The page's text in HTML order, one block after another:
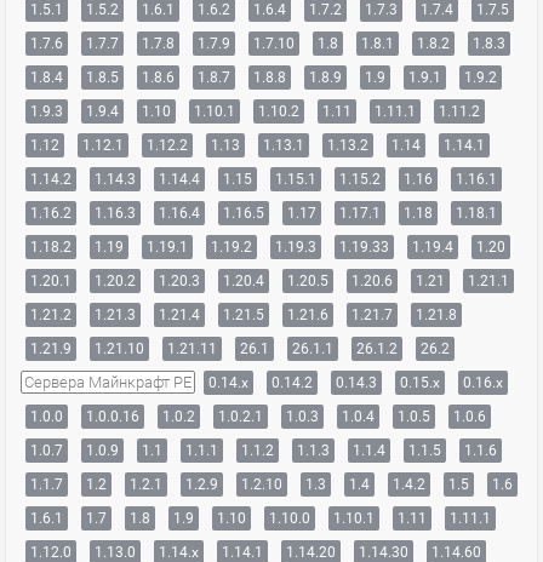
1.5.1
1.5.2 1.6.1 1.6.2 1.6.4 1.7.2 1.7.3 1.7.4
1.7.5
1.7.6
1.7.7 1.7.8 1.7.9 1.7.10 1.8 1.8.1 1.8.2
1.8.3
1.8.4
1.8.5 1.8.6 1.8.7 1.8.8 1.8.9 1.9 1.9.1
1.9.2
1.9.3
1.9.4 1.10 1.10.1 1.10.2 1.11 1.11.1
1.11.2
1.12
1.12.1 1.12.2 1.13 1.13.1 1.13.2 1.14
1.14.1
1.14.2
1.14.3 1.14.4 1.15 1.15.1 1.15.2 1.16
1.16.1
1.16.2
1.16.3 1.16.4 1.16.5 1.17 1.17.1 1.18
1.18.1
1.18.2
1.19 1.19.1 1.19.2 1.19.3 1.19.33 1.19.4
1.20
1.20.1
1.20.2 1.20.3 1.20.4 1.20.5 1.20.6 1.21
1.21.1
1.21.2
1.21.3 1.21.4 1.21.5 1.21.6 1.21.7
1.21.8
1.21.9
1.21.10 1.21.11 26.1 26.1.1 26.1.2 26.2
Сервера Майнкрафт PE 0.14.x 0.14.2 0.14.3 0.15.x
0.16.x
1.0.0
1.0.0.16 1.0.2 1.0.2.1 1.0.3 1.0.4 1.0.5
1.0.6
1.0.7
1.0.9 1.1 1.1.1 1.1.2 1.1.3 1.1.4 1.1.5
1.1.6
1.1.7
1.2 1.2.1 1.2.9 1.2.10 1.3 1.4 1.4.2 1.5
1.6
1.6.1
1.7 1.8 1.9 1.10 1.10.0 1.10.1 1.11
1.11.1
1.12.0
1.13.0 1.14.x 1.14.1 1.14.20 1.14.30
1.14.60